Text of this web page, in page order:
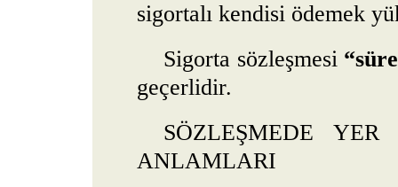
sigortalı kendisi ödemek
Sigorta sözleşmesi
geçerlidir.
SÖZLEŞMEDE
ANLAMLARI